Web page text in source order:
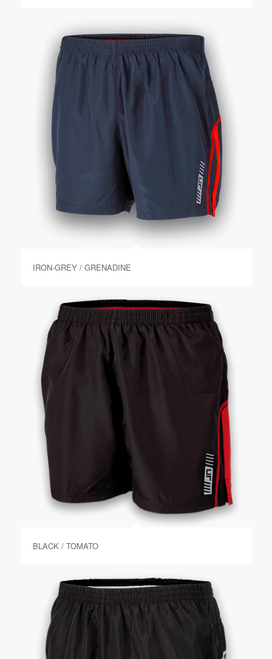
IRON-GREY / GRENADINE
BLACK / TOMATO